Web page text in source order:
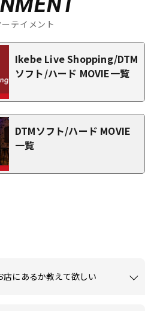
テイメント
Ikebe Live Shopping/DTM
ソフト/ハード MOVIE一覧
DTMソフト/ハード MOVIE
一覧
にあるか教えて欲しい